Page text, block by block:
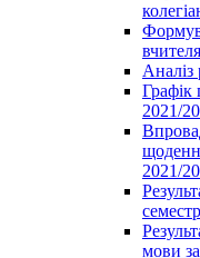
вчителя
Аналіз
Графік
2021/
2021/
мови